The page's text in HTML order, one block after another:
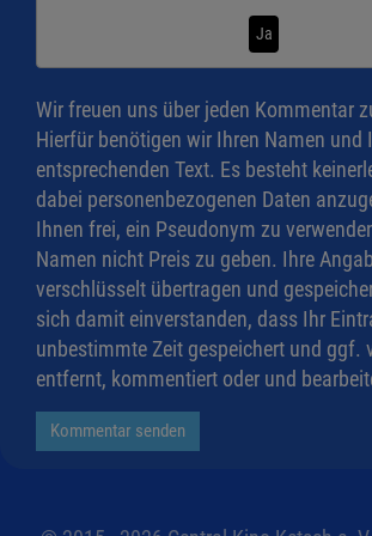
Ja
Wir freuen uns über jeden Kommentar
Hierfür benötigen wir Ihren Namen und
entsprechenden Text. Es besteht
dabei personenbezogenen Daten
Ihnen frei, ein Pseudonym zu
Namen nicht Preis zu geben. Ihre
verschlüsselt übertragen und
sich damit einverstanden, dass Ihr
unbestimmte Zeit gespeichert und ggf.
entfernt, kommentiert oder und
Kommentar senden